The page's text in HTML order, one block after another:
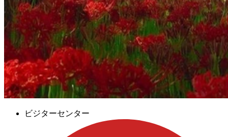
ビジターセンター